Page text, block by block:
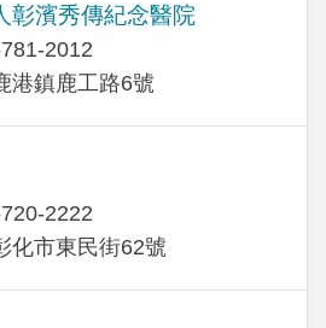
彰濱秀傳紀念醫院
2012
港鎮鹿工路6號
2222
化市東民街62號